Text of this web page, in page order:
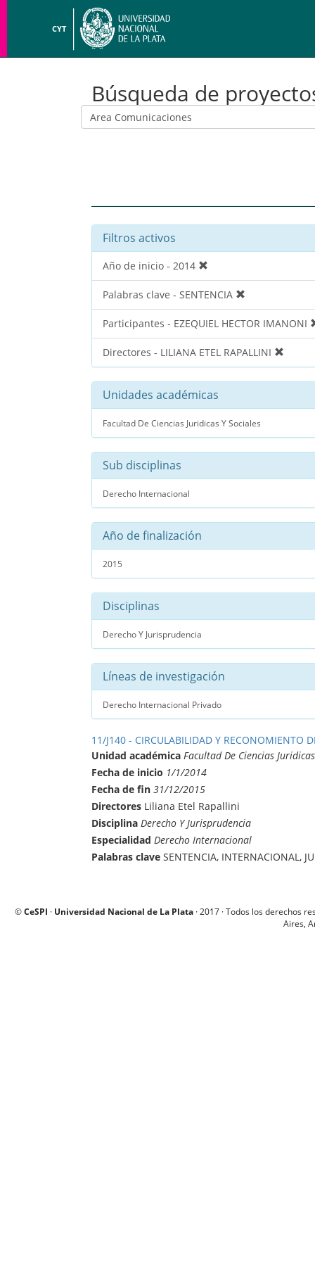
CYT
Búsqueda de
Filtros activos
Año de inicio - 2014
Palabras clave - SENTENCIA
Participantes - EZEQUIEL HECTOR IMANONI
Directores - LILIANA ETEL RAPALLINI
Unidades académicas
Facultad De Ciencias Juridicas Y Sociales
Sub disciplinas
Derecho Internacional
Año de finalización
2015
Disciplinas
Derecho Y Jurisprudencia
Líneas de investigación
Derecho Internacional Privado
11/J140 - CIRCULABILIDAD Y RECONOMIENTO
Unidad académica Facultad De Ciencias
Fecha de inicio 1/1/2014
Fecha de fin 31/12/2015
Directores Liliana Etel Rapallini
Disciplina Derecho Y Jurisprudencia
Especialidad Derecho Internacional
Palabras clave SENTENCIA, INTERNACIONAL,
©CeSPI · Universidad Nacional de La Plata · 2017 · Todos los derechos
Aires,